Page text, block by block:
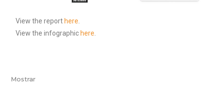
View the report here
View the infographic here
Mostrar